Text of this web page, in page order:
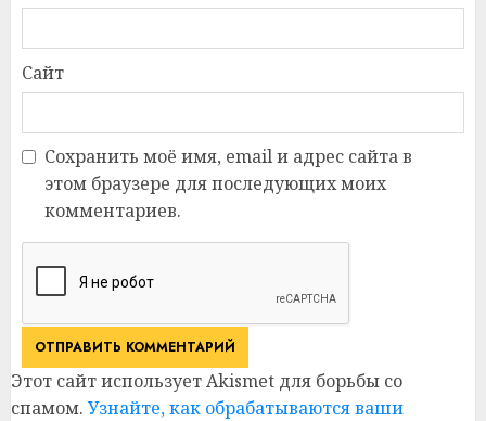
Сайт
Сохранить моё имя, email и адрес сайта в
этом браузере для последующих моих
комментариев.
Этот сайт использует Akismet для борьбы со
спамом. Узнайте, как обрабатываются ваши